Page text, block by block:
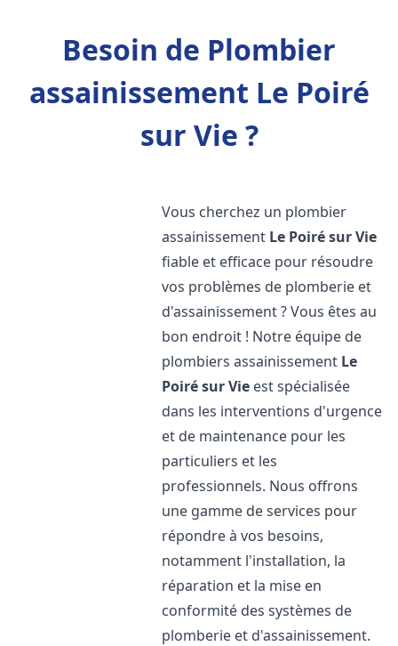
Besoin de Plombier
assainissement Le Poiré
sur Vie ?
Vous cherchez un plombier
assainissement Le Poiré sur Vie
fiable et efficace pour résoudre
vos problèmes de plomberie et
d'assainissement ? Vous êtes au
bon endroit ! Notre équipe de
plombiers assainissement Le
Poiré sur Vie est spécialisée
dans les interventions d'urgence
et de maintenance pour les
particuliers et les
professionnels. Nous offrons
une gamme de services pour
répondre à vos besoins,
notamment l'installation, la
réparation et la mise en
conformité des systèmes de
plomberie et d'assainissement.